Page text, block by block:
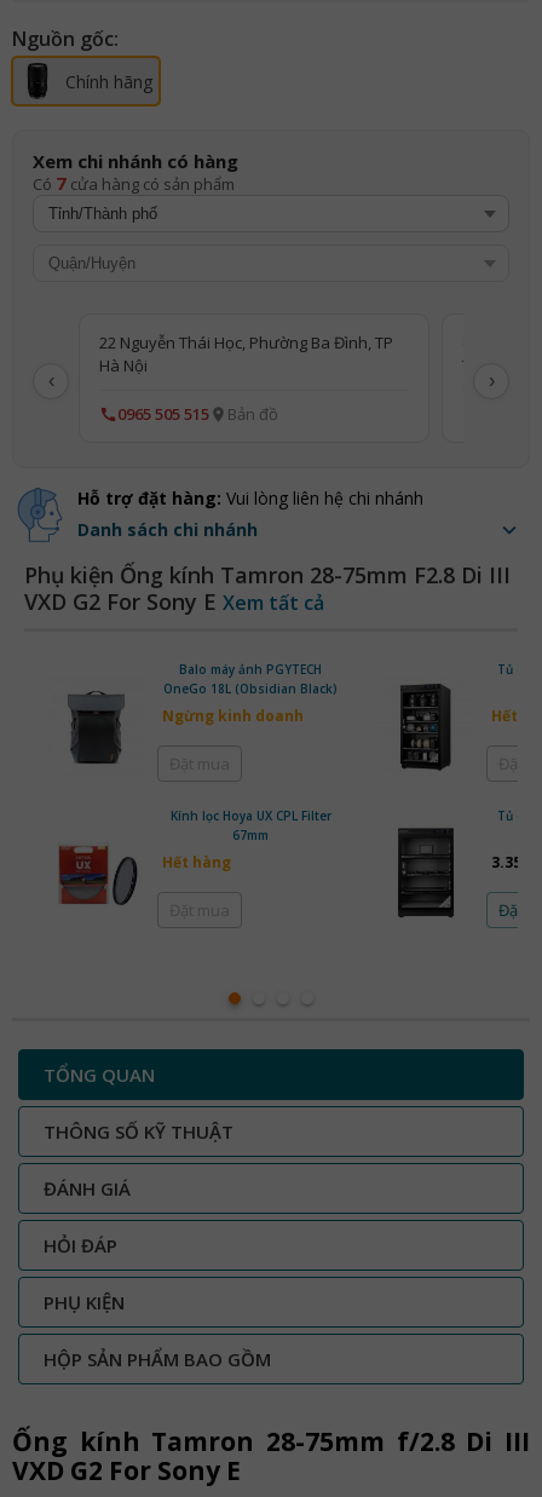
Nguồn gốc:
Chính hãng
Xem chi nhánh có hàng
Có 7 cửa hàng có sản phẩm
‹
22 Nguyễn Thái Học, Phường Ba Đình, TP
Hà Nội
0965 505 515 Bản đồ
TP Hà Nội
›
Hỗ trợ đặt hàng: Vui lòng liên hệ chi nhánh
Danh sách chi nhánh
Phụ kiện Ống kính Tamron 28-75mm F2.8 Di III
VXD G2 For Sony E Xem tất cả
Balo máy ảnh PGYTECH
OneGo 18L (Obsidian Black)
Ngừng kinh doanh
Kính lọc Hoya UX CPL Filter
67mm
Hết hàng
Tủ
Hết
Tủ
Đặt
TỔNG QUAN
THÔNG SỐ KỸ THUẬT
ĐÁNH GIÁ
HỎI ĐÁP
PHỤ KIỆN
HỘP SẢN PHẨM BAO GỒM
Ống kính Tamron 28-75mm f/2.8 Di III
VXD G2 For Sony E